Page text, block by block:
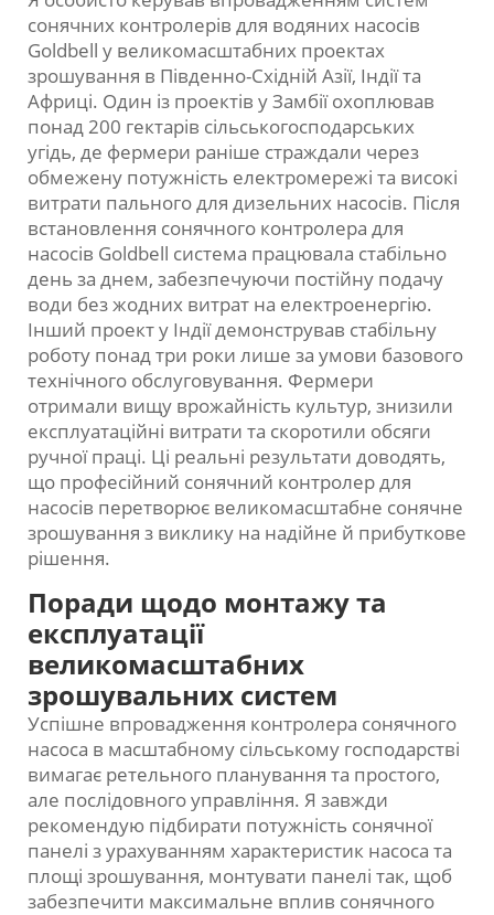
сонячних контролерів для водяних насосів
Goldbell у великомасштабних проектах
зрошування в Південно-Східній Азії, Індії та
Африці. Один із проектів у Замбії охоплював
понад 200 гектарів сільськогосподарських
угідь, де фермери раніше страждали через
обмежену потужність електромережі та високі
витрати пального для дизельних насосів. Після
встановлення сонячного контролера для
насосів Goldbell система працювала стабільно
день за днем, забезпечуючи постійну подачу
води без жодних витрат на електроенергію.
Інший проект у Індії демонстрував стабільну
роботу понад три роки лише за умови базового
технічного обслуговування. Фермери
отримали вищу врожайність культур, знизили
експлуатаційні витрати та скоротили обсяги
ручної праці. Ці реальні результати доводять,
що професійний сонячний контролер для
насосів перетворює великомасштабне сонячне
зрошування з виклику на надійне й прибуткове
рішення.
Поради щодо монтажу та
експлуатації
великомасштабних
зрошувальних систем
Успішне впровадження контролера сонячного
насоса в масштабному сільському господарстві
вимагає ретельного планування та простого,
але послідовного управління. Я завжди
рекомендую підбирати потужність сонячної
панелі з урахуванням характеристик насоса та
площі зрошування, монтувати панелі так, щоб
забезпечити максимальне вплив сонячного